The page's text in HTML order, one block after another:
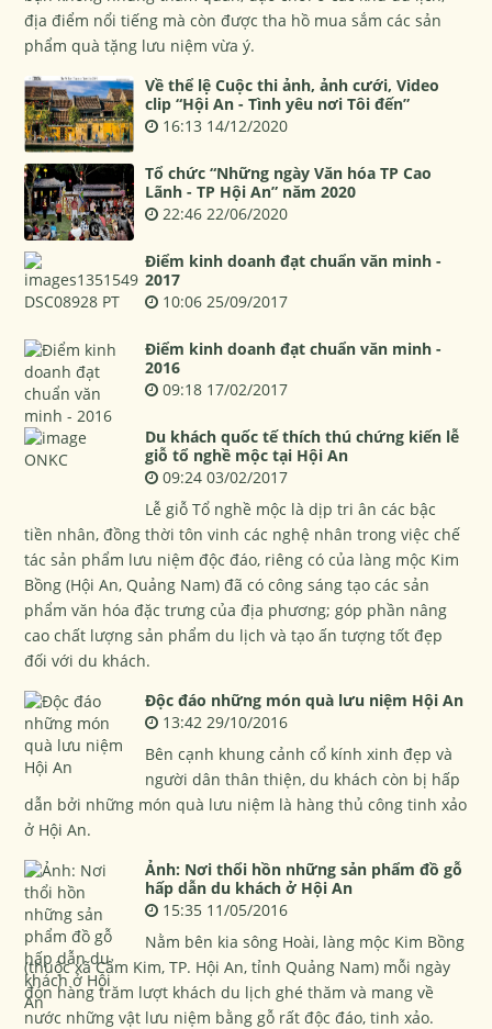
địa điểm nổi tiếng mà còn được tha hồ mua sắm các sản
phẩm quà tặng lưu niệm vừa ý.
Về thể lệ Cuộc thi ảnh, ảnh cưới, Video
clip “Hội An - Tình yêu nơi Tôi đến”
16:13 14/12/2020
Tổ chức “Những ngày Văn hóa TP Cao
Lãnh - TP Hội An” năm 2020
22:46 22/06/2020
Điểm kinh doanh đạt chuẩn văn minh -
2017
10:06 25/09/2017
Điểm kinh doanh đạt chuẩn văn minh -
2016
09:18 17/02/2017
Du khách quốc tế thích thú chứng kiến lễ
giỗ tổ nghề mộc tại Hội An
09:24 03/02/2017
Lễ giỗ Tổ nghề mộc là dịp tri ân các bậc
tiền nhân, đồng thời tôn vinh các nghệ nhân trong việc chế
tác sản phẩm lưu niệm độc đáo, riêng có của làng mộc Kim
Bồng (Hội An, Quảng Nam) đã có công sáng tạo các sản
phẩm văn hóa đặc trưng của địa phương; góp phần nâng
cao chất lượng sản phẩm du lịch và tạo ấn tượng tốt đẹp
đối với du khách.
Độc đáo những món quà lưu niệm Hội An
13:42 29/10/2016
Bên cạnh khung cảnh cổ kính xinh đẹp và
người dân thân thiện, du khách còn bị hấp
dẫn bởi những món quà lưu niệm là hàng thủ công tinh xảo
ở Hội An.
Ảnh: Nơi thổi hồn những sản phẩm đồ gỗ
hấp dẫn du khách ở Hội An
15:35 11/05/2016
Nằm bên kia sông Hoài, làng mộc Kim Bồng
(thuộc xã Cẩm Kim, TP. Hội An, tỉnh Quảng Nam) mỗi ngày
đón hàng trăm lượt khách du lịch ghé thăm và mang về
nước những vật lưu niệm bằng gỗ rất độc đáo, tinh xảo.